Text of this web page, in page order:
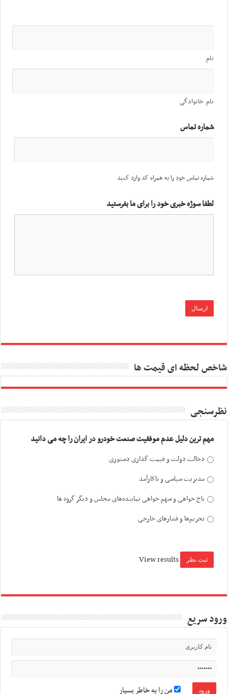
نام
نام خانوادگی
شماره تماس
شماره تماس خود را به همراه کد وارد کنید
لطفا سوژه خبری خود را برای ما بفرستید
شاخص لحظه ای قیمت ها
نظرسنجی
مهم ترین دلیل عدم موفقیت صنعت خودرو در ایران را چه می دانید
دخالت دولت و قیمت گذاری دستوری
مدیریت سیاسی و ناکارآمد
باج خواهی و سهم خواهی نماینده‌های مجلس و دیگر گروه ها
تحریم‌ها و فشارهای خارجی
View results
ورود سریع
من را به خاطر بسپار